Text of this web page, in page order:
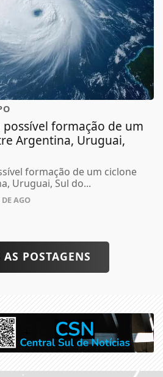
formação de um
Argentina, Uruguai,
formação de um ciclone
Uruguai, Sul do...
AGO
POSTAGENS